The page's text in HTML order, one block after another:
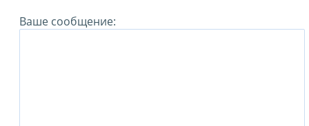
Ваше сообщение: